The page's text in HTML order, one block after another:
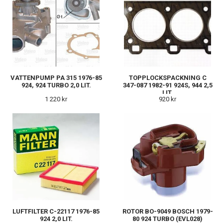
VATTENPUMP PA 315 1976-85
924, 924 TURBO 2,0 LIT.
1 220 kr
TOPPLOCKSPACKNING C
347-087 1982-91 924S, 944 2,5
LIT.
920 kr
LUFTFILTER C-22117 1976-85
924 2,0 LIT.
ROTOR BO-9049 BOSCH 1979-
80 924 TURBO (EVL028)